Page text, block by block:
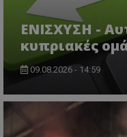
ΕΝΙΣΧΥΣΗ -
κυπριακές
09.08.2026 - 14:59